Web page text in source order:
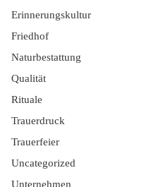
Erinnerungskultur
Friedhof
Naturbestattung
Qualität
Rituale
Trauerdruck
Trauerfeier
Uncategorized
Unternehmen